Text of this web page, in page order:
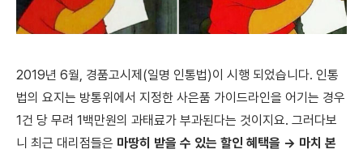
2019년 6월, 경품고시제(일명 인통법)이 시행 되었습니다. 인통
법의 요지는 방통위에서 지정한 사은품 가이드라인을 어기는 경우
1건 당 무려 1백만원의 과태료가 부과된다는 것이지요. 그러다보
니 최근 대리점들은 마땅히 받을 수 있는 할인 혜택을 → 마치 본